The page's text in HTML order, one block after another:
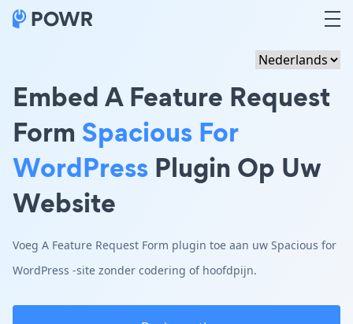
Embed A Feature Request
Form Spacious For
WordPress Plugin Op Uw
Website
Voeg A Feature Request Form plugin toe aan uw Spacious for
WordPress -site zonder codering of hoofdpijn.